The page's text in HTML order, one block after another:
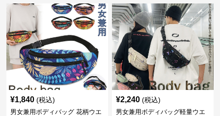
¥1,840 (税込)
男女兼用ボディバッグ 花柄ウエ
¥2,240 (税込)
男女兼用ボディバッグ軽量ウエ